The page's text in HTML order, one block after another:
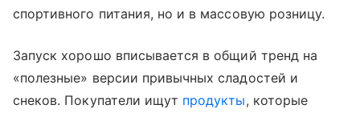
спортивного питания, но и в массовую розницу.
Запуск хорошо вписывается в общий тренд на
«полезные» версии привычных сладостей и
снеков. Покупатели ищут продукты, которые